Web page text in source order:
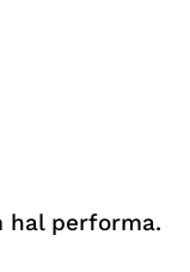
hal performa.